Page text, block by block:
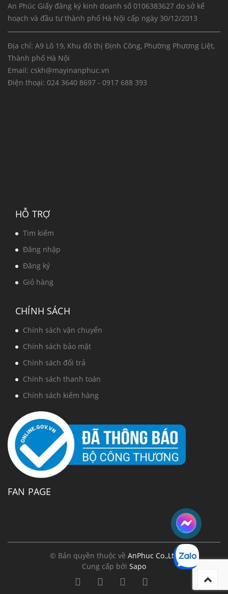
An Phúc Giấy đăng ký kinh doanh số 0106383627 do sở kế
hoạch và đầu tư thành phố Hà Nội cấp ngày 30/12/2013
Địa chỉ: A9 Lô 19, Khu đô thị Định Công, Phường Phương Liệt,
Thành phố Hà Nội
Email: cskh@mayinanphuc.vn
Điện thoại: 024 3640 8697 - 0917 688 393
HỖ TRỢ
Tìm kiếm
Đăng nhập
Đăng ký
Giỏ hàng
CHÍNH SÁCH
Chính sách vận chuyển
Chính sách bảo mật
Chính sách đổi trả
Chính sách thanh toán
Chính sách kiểm hàng
FAN PAGE
© Bản quyền thuộc về AnPhuc Co.,Ltd
Cung cấp bởi Sapo